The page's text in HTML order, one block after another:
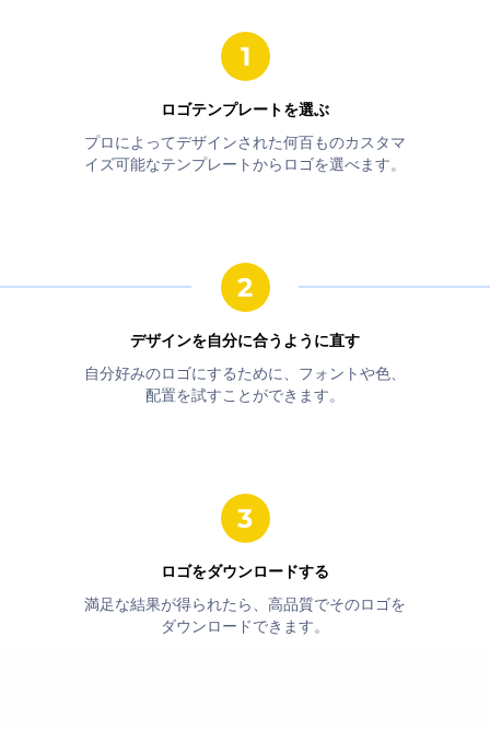
ロゴテンプレートを選ぶ
プロによってデザインされた何百ものカスタマ
イズ可能なテンプレートからロゴを選べます。
デザインを自分に合うように直す
自分好みのロゴにするために、フォントや色、
配置を試すことができます。
ロゴをダウンロードする
満足な結果が得られたら、高品質でそのロゴを
ダウンロードできます。